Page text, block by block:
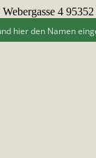
4